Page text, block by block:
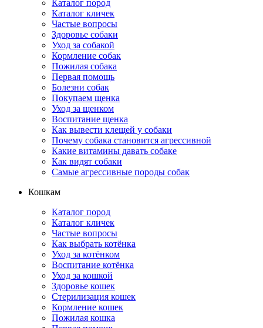
Каталог пород
Каталог кличек
Частые вопросы
Здоровье собаки
Уход за собакой
Кормление собак
Пожилая собака
Первая помощь
Болезни собак
Покупаем щенка
Уход за щенком
Воспитание щенка
Как вывести клещей у собаки
Почему собака становится агрессивной
Какие витамины давать собаке
Как видят собаки
Самые агрессивные породы собак
Кошкам
Каталог пород
Каталог кличек
Частые вопросы
Как выбрать котёнка
Уход за котёнком
Воспитание котёнка
Уход за кошкой
Здоровье кошек
Стерилизация кошек
Кормление кошек
Пожилая кошка